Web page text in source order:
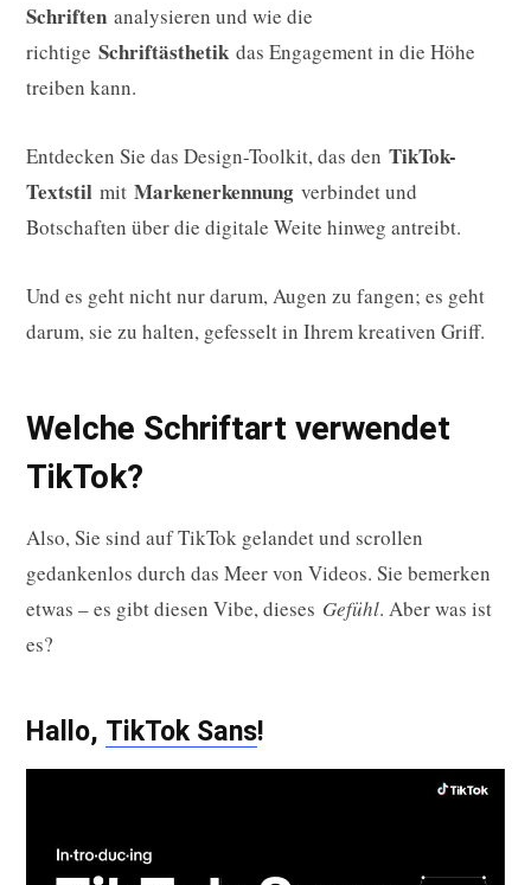
Schriften analysieren und wie die
richtige Schriftästhetik das Engagement in die Höhe
treiben kann.
Entdecken Sie das Design-Toolkit, das den TikTok-
Textstil mit Markenerkennung verbindet und
Botschaften über die digitale Weite hinweg antreibt.
Und es geht nicht nur darum, Augen zu fangen; es geht
darum, sie zu halten, gefesselt in Ihrem kreativen Griff.
Welche Schriftart verwendet
TikTok?
Also, Sie sind auf TikTok gelandet und scrollen
gedankenlos durch das Meer von Videos. Sie bemerken
etwas – es gibt diesen Vibe, dieses Gefühl. Aber was ist
es?
Hallo, TikTok Sans!